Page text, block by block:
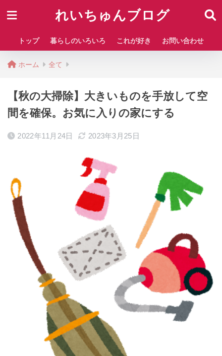
れいちゅんブログ
トップ 暮らしのいろいろ これが好き お問い合わせ
ホーム 全て
【秋の大掃除】大きいものを手放して空
間を確保。お気に入りの家にする
2022年11月24日 2023年3月25日